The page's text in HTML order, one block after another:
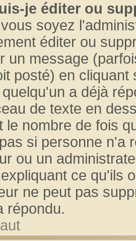
je éditer ou
soyez
éditer ou
un message
posté) en
a déjà
de texte en
le nombre de fois
si personne n'a
ou un
ce qu'ils
ne peut pas
répondu.